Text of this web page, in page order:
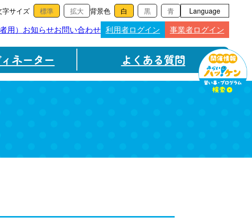
字サイズ 背景色 Language
用） お知らせお問い合わせ 利用者ログイン 事業者ログイン
ネーター よくある質問